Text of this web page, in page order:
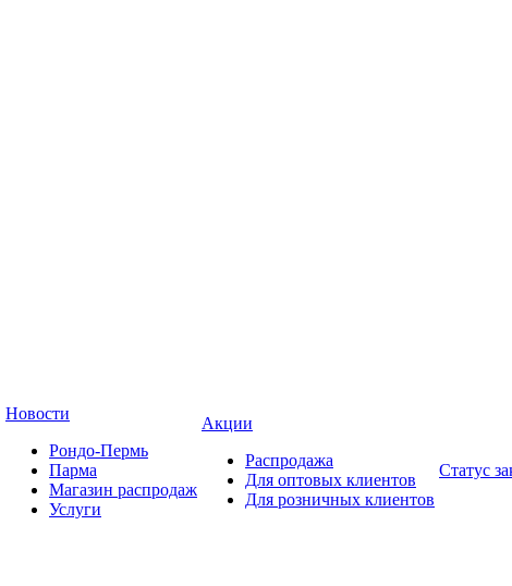
Новости
Рондо-Пермь
Парма
Магазин распродаж
Услуги
Акции
Распродажа
Для оптовых клиентов
Для розничных клиентов
Статус